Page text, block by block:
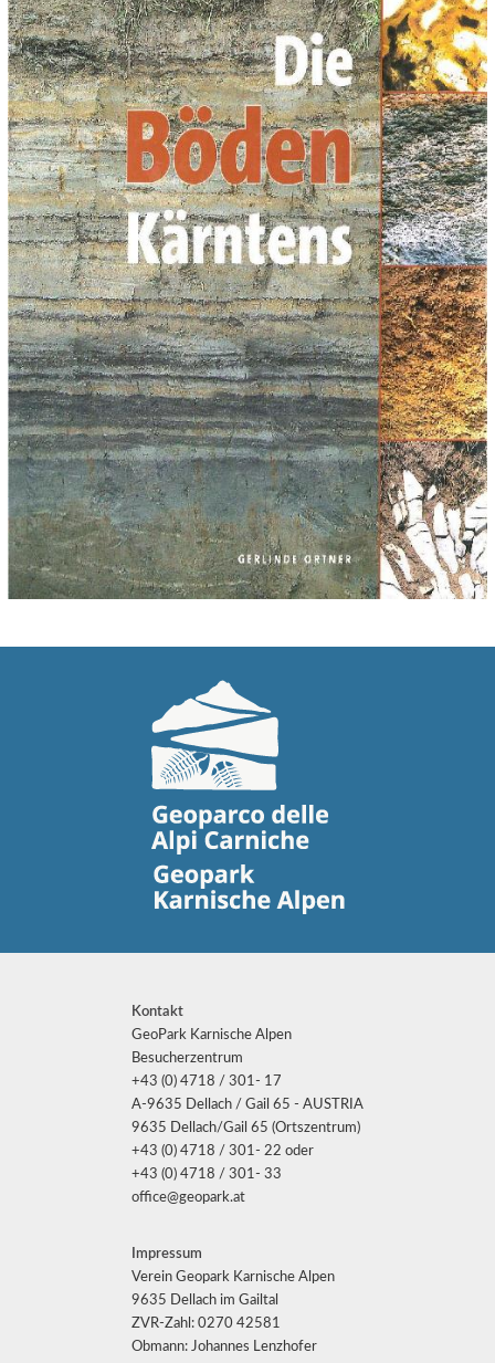
Kontakt
GeoPark Karnische Alpen
Besucherzentrum
+43 (0) 4718 / 301- 17
A-9635 Dellach / Gail 65 - AUSTRIA
9635 Dellach/Gail 65 (Ortszentrum)
+43 (0) 4718 / 301- 22 oder
+43 (0) 4718 / 301- 33
office@geopark.at
Impressum
Verein Geopark Karnische Alpen
9635 Dellach im Gailtal
ZVR-Zahl: 0270 42581
Obmann: Johannes Lenzhofer